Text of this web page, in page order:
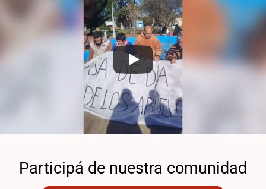
Participá de nuestra comunidad